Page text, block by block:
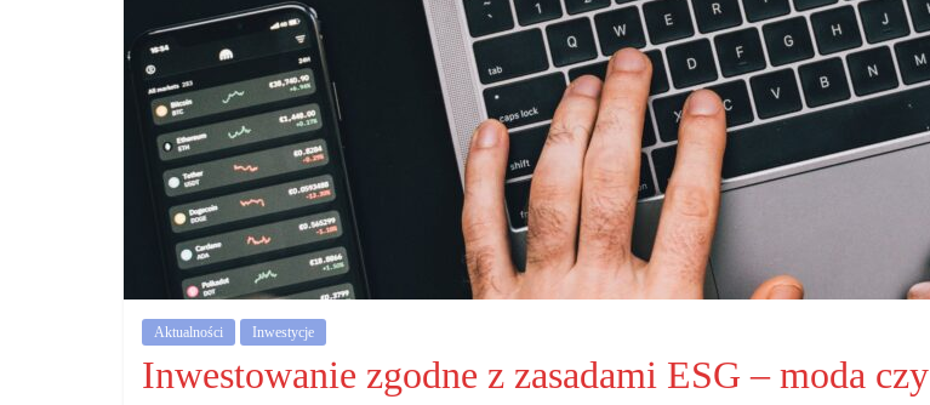
działalność
gospodarczą.
Porady
biznesowe
Aktualności Inwestycje
Inwestowanie zgodne z zasadami ESG – moda czy